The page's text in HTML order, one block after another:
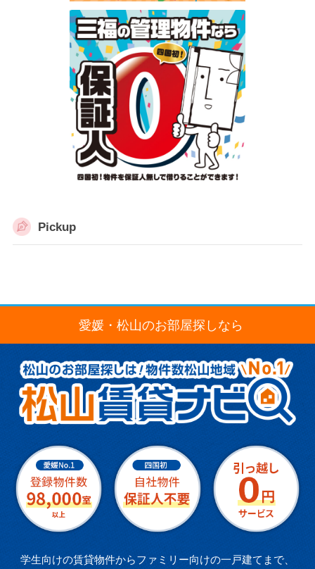
Pickup
愛媛・松山のお部屋探しなら
学生向けの賃貸物件からファミリー向けの一戸建てまで、